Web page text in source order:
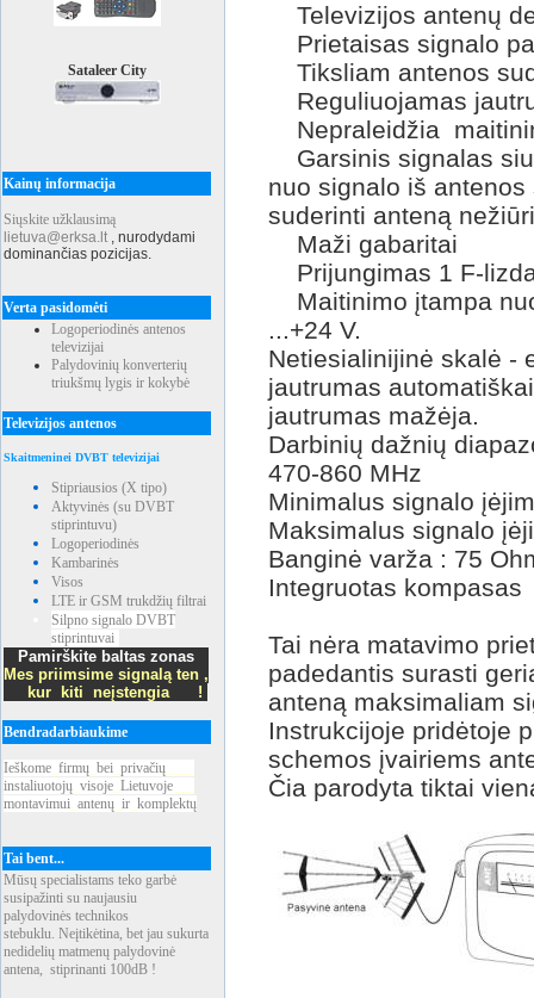
Sataleer City
Kainų informacija
Siųskite užklausimą
lietuva@erksa.lt , nurodydami
dominančias pozicijas.
Verta pasidomėti
Logoperiodinės antenos
televizijai
Palydovinių konverterių
triukšmų lygis ir kokybė
Televizijos antenos
Skaitmeninei DVBT televizijai
Stipriausios (X tipo)
Aktyvinės (su DVBT
stiprintuvu)
Logoperiodinės
Kambarinės
Visos
LTE ir GSM trukdžių filtrai
Silpno signalo DVBT
stiprintuvai
Pamirškite baltas zonas
Mes priimsime signalą ten ,
kur kiti neįstengia !
Bendradarbiaukime
Ieškome firmų bei privačių
instaliuotojų visoje Lietuvoje
montavimui antenų ir komplektų
Tai bent...
Mūsų specialistams teko garbė
susipažinti su naujausiu
palydovinės technikos
stebuklu. Neįtikėtina, bet jau sukurta
nedidelių matmenų palydovinė
antena, stiprinanti 100dB !
Televizijos antenų
Prietaisas signalo
Tiksliam antenos
Reguliuojamas
Nepraleidžia
Garsinis signalas
nuo signalo iš
suderinti anteną
Maži gabaritai
Prijungimas 1 F-
Maitinimo įtampa
...+24 V.
Netiesialinijinė skalė -
jautrumas
jautrumas mažėja.
Darbinių dažnių
470-860 MHz
Minimalus signalo
Maksimalus signalo
Banginė varža : 75
Integruotas kompasas
Tai nėra matavimo
padedantis surasti
anteną maksimaliam
Instrukcijoje pridėtoje
schemos įvairiems
Čia parodyta tiktai